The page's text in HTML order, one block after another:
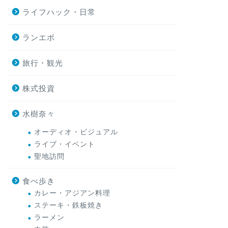
ライフハック・日常
ランエボ
旅行・観光
株式投資
水樹奈々
オーディオ・ビジュアル
ライブ・イベント
聖地訪問
食べ歩き
カレー・アジアン料理
ステーキ・鉄板焼き
ラーメン